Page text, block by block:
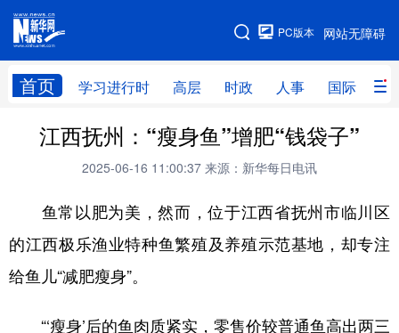
网站无障碍
PC版本
首页 学习进行时 高层 时政 人事 国际 财
网站地图
学习进行时 高层 时政 人事
财经 网评
台湾 思客智库 全球连线 教育
科技 科创 量子 体育
文化
访谈 视频 图片 政务
江西抚州：“瘦身鱼”增肥“钱袋子”
2025-06-16 11:00:37 来源：新华每日电讯
鱼常以肥为美，然而，位于江西省抚州市临川区
的江西极乐渔业特种鱼繁殖及养殖示范基地，却专注
给鱼儿“减肥瘦身”。
“‘瘦身’后的鱼肉质紧实，零售价较普通鱼高出两三